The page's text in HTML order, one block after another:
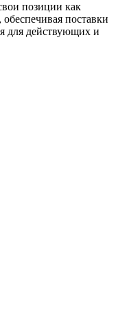
позиции как
поставки
для действующих и